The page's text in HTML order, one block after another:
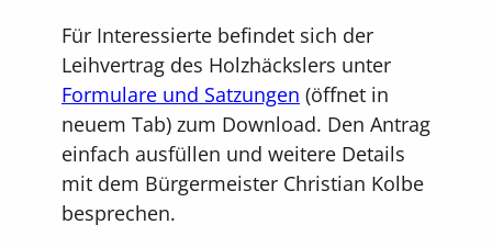
Für Interessierte befindet sich der
Leihvertrag des Holzhäckslers unter
Formulare und Satzungen (öffnet in
neuem Tab) zum Download. Den Antrag
einfach ausfüllen und weitere Details
mit dem Bürgermeister Christian Kolbe
besprechen.